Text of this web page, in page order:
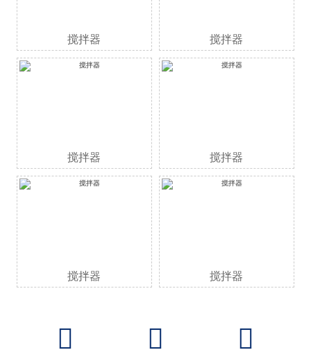
搅拌器 搅拌器
搅拌器 搅拌器
搅拌器 搅拌器
  